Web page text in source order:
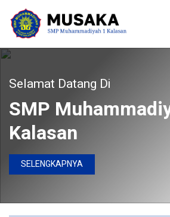
SMP Muhammadiyah 1
Kalasan
Situs Resmi SMP Muhammadiyah 1 Kalasan
Selamat Datang Di
SMP
Kalasan
SELENGKAPNYA
Bersama Kami
Pendaftaran
Didik Baru